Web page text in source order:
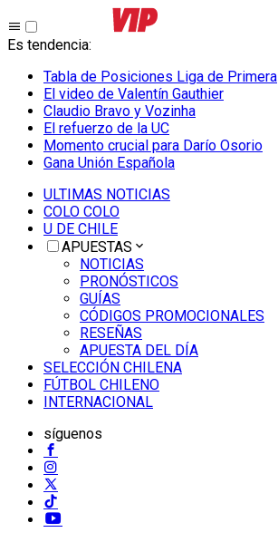
Es tendencia:
Tabla de Posiciones Liga de Primera
El video de Valentín Gauthier
Claudio Bravo y Vozinha
El refuerzo de la UC
Momento crucial para Darío Osorio
Gana Unión Española
ULTIMAS NOTICIAS
COLO COLO
U DE CHILE
APUESTAS
NOTICIAS
PRONÓSTICOS
GUÍAS
CÓDIGOS PROMOCIONALES
RESEÑAS
APUESTA DEL DÍA
SELECCIÓN CHILENA
FÚTBOL CHILENO
INTERNACIONAL
síguenos